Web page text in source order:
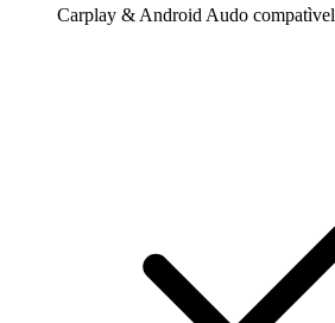
Carplay & Android Audo compatìvel